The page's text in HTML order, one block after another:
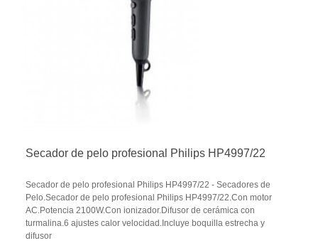
Secador de pelo profesional Philips HP4997/22
Secador de pelo profesional Philips HP4997/22 - Secadores de
Pelo.Secador de pelo profesional Philips HP4997/22.Con motor
AC.Potencia 2100W.Con ionizador.Difusor de cerámica con
turmalina.6 ajustes calor velocidad.Incluye boquilla estrecha y
difusor